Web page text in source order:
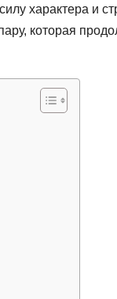
характера и
которая